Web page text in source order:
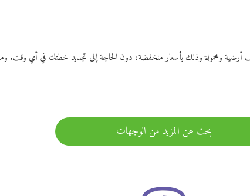
أرضية ومحمولة وذلك بأسعار منخفضة، دون الحاجة إلى تجديد خطتك في أي
بحث عن المزيد من الوجهات